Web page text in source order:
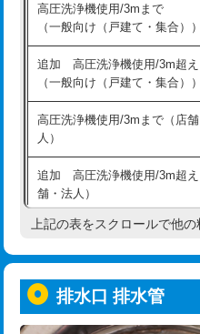
追加人工
廃棄・処分
※給水管工事は20mmまでの
給水管工事※（バンド止め)
給水管工事※（支持金具設置)
給水管工事※（保温材使用（
め込み）)
給水管工事※（土の掘削・埋
業)
給水管工事※（塩ビ管（VP・
用/3ｍまで)
用（追加）/3ｍ超え)
給水管工事※（ライニング鋼
高圧洗浄機使用/3mまで
（一般向け（戸建て・集合））
追加 高圧洗浄機使用/3m超え
（一般向け（戸建て・集合））
高圧洗浄機使用/3mまで（店
人）
追加 高圧洗浄機使用/3m超
舗・法人）
高度高圧洗浄換
トーラー機使用/3mまで
上記の表をスクロールで他の
排水口 排水管